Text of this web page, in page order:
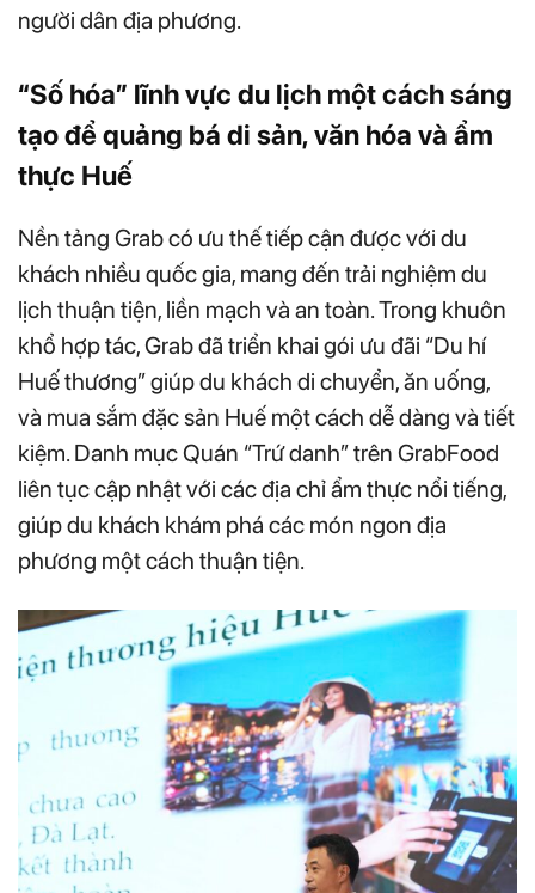
người dân địa phương.
“Số hóa” lĩnh vực du lịch một cách sáng
tạo để quảng bá di sản, văn hóa và ẩm
thực Huế
Nền tảng Grab có ưu thế tiếp cận được với du
khách nhiều quốc gia, mang đến trải nghiệm du
lịch thuận tiện, liền mạch và an toàn. Trong khuôn
khổ hợp tác, Grab đã triển khai gói ưu đãi “Du hí
Huế thương” giúp du khách di chuyển, ăn uống,
và mua sắm đặc sản Huế một cách dễ dàng và tiết
kiệm. Danh mục Quán “Trứ danh” trên GrabFood
liên tục cập nhật với các địa chỉ ẩm thực nổi tiếng,
giúp du khách khám phá các món ngon địa
phương một cách thuận tiện.